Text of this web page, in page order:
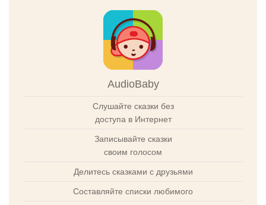
AudioBaby
Слушайте сказки без
доступа в Интернет
Записывайте сказки
своим голосом
Делитесь сказками с друзьями
Составляйте списки любимого